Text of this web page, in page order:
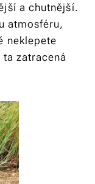
a chutnější.
atmosféru,
neklepete
zatracená